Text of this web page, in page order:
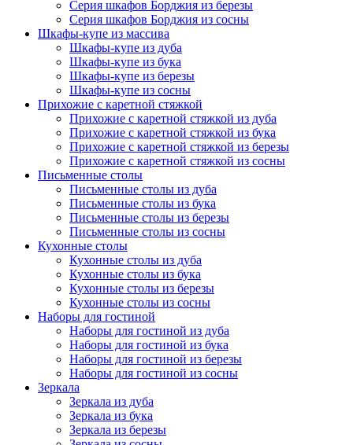
Серия шкафов Борджия из березы
Серия шкафов Борджия из сосны
Шкафы-купе из массива
Шкафы-купе из дуба
Шкафы-купе из бука
Шкафы-купе из березы
Шкафы-купе из сосны
Прихожие с каретной стяжкой
Прихожие с каретной стяжкой из дуба
Прихожие с каретной стяжкой из бука
Прихожие с каретной стяжкой из березы
Прихожие с каретной стяжкой из сосны
Письменные столы
Письменные столы из дуба
Письменные столы из бука
Письменные столы из березы
Письменные столы из сосны
Кухонные столы
Кухонные столы из дуба
Кухонные столы из бука
Кухонные столы из березы
Кухонные столы из сосны
Наборы для гостиной
Наборы для гостиной из дуба
Наборы для гостиной из бука
Наборы для гостиной из березы
Наборы для гостиной из сосны
Зеркала
Зеркала из дуба
Зеркала из бука
Зеркала из березы